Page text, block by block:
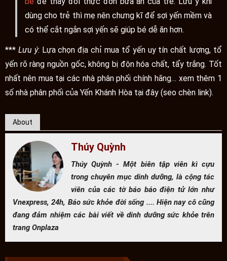
dùng cho trẻ thì mẹ nên chưng kĩ để sợi yến mềm và
có thể cắt ngắn sợi yến sẽ giúp bé dễ ăn hơn.
*** Lưu ý: Lựa chọn địa chỉ mua tổ yến uy tín chất lượng, tổ
yến rõ ràng nguồn gốc, không bị độn hóa chất, tẩy trắng. Tốt
nhất nên mua tại các nhà phân phối chính hãng… xem thêm 1
số nhà phân phối của Yến Khánh Hòa tại đây (seo chèn link).
About
Thúy Quỳnh
Thúy Quỳnh - Một biên tập viên kì cựu
trong chuyên mục dinh dưỡng, là cộng tác
viên của các tờ báo báo điện tử lớn như
Vnexpress, 24h, Báo sức khỏe đời sống .... Hiện nay cô cũng
đang đảm nhiệm các bài viết về dinh dưỡng sức khỏe trên
trang Onplaza